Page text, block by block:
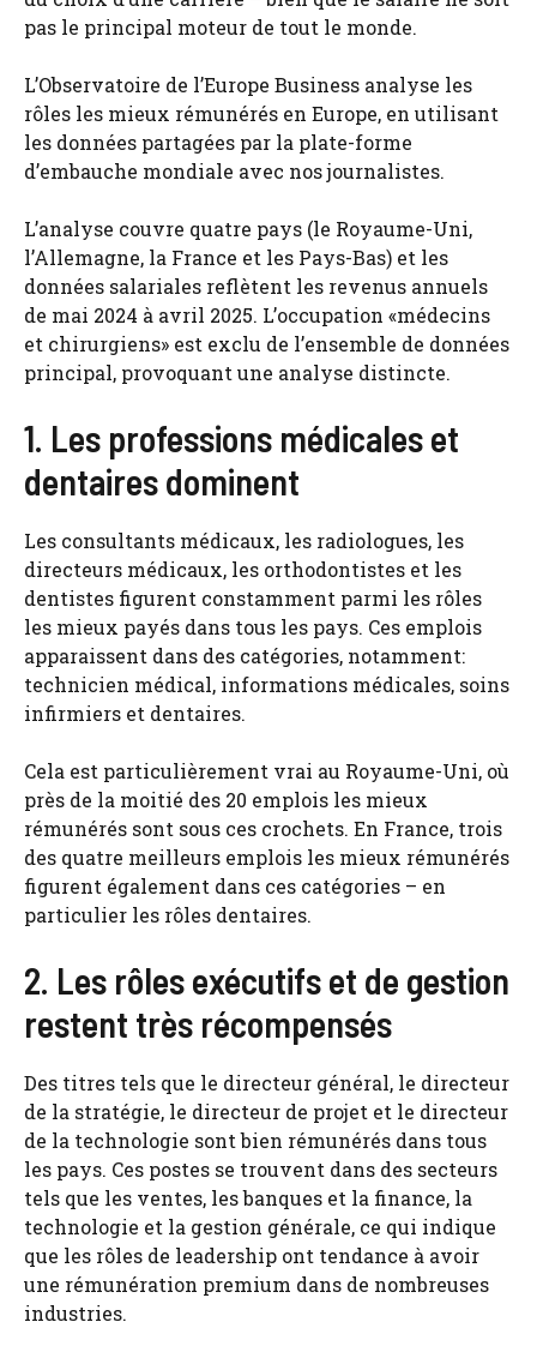
pas le principal moteur de tout le monde.
L’Observatoire de l’Europe Business analyse les
rôles les mieux rémunérés en Europe, en utilisant
les données partagées par la plate-forme
d’embauche mondiale avec nos journalistes.
L’analyse couvre quatre pays (le Royaume-Uni,
l’Allemagne, la France et les Pays-Bas) et les
données salariales reflètent les revenus annuels
de mai 2024 à avril 2025. L’occupation «médecins
et chirurgiens» est exclu de l’ensemble de données
principal, provoquant une analyse distincte.
1. Les professions médicales et
dentaires dominent
Les consultants médicaux, les radiologues, les
directeurs médicaux, les orthodontistes et les
dentistes figurent constamment parmi les rôles
les mieux payés dans tous les pays. Ces emplois
apparaissent dans des catégories, notamment:
technicien médical, informations médicales, soins
infirmiers et dentaires.
Cela est particulièrement vrai au Royaume-Uni, où
près de la moitié des 20 emplois les mieux
rémunérés sont sous ces crochets. En France, trois
des quatre meilleurs emplois les mieux rémunérés
figurent également dans ces catégories – en
particulier les rôles dentaires.
2. Les rôles exécutifs et de gestion
restent très récompensés
Des titres tels que le directeur général, le directeur
de la stratégie, le directeur de projet et le directeur
de la technologie sont bien rémunérés dans tous
les pays. Ces postes se trouvent dans des secteurs
tels que les ventes, les banques et la finance, la
technologie et la gestion générale, ce qui indique
que les rôles de leadership ont tendance à avoir
une rémunération premium dans de nombreuses
industries.